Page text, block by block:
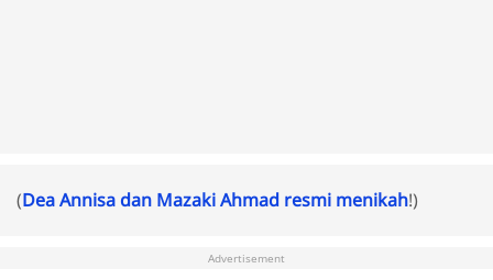
(Dea Annisa dan Mazaki Ahmad resmi menikah!)
Advertisement